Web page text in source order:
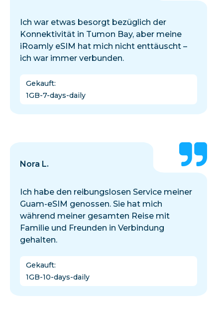
Ich war etwas besorgt bezüglich der
Konnektivität in Tumon Bay, aber meine
iRoamly eSIM hat mich nicht enttäuscht –
ich war immer verbunden.
Gekauft:
1GB-7-days-daily
Nora L.
Ich habe den reibungslosen Service meiner
Guam-eSIM genossen. Sie hat mich
während meiner gesamten Reise mit
Familie und Freunden in Verbindung
gehalten.
Gekauft:
1GB-10-days-daily